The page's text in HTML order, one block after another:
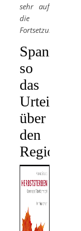
sehr auf
die
Fortsetzung!!“
Spannend,
so
das
Urteil
über
den